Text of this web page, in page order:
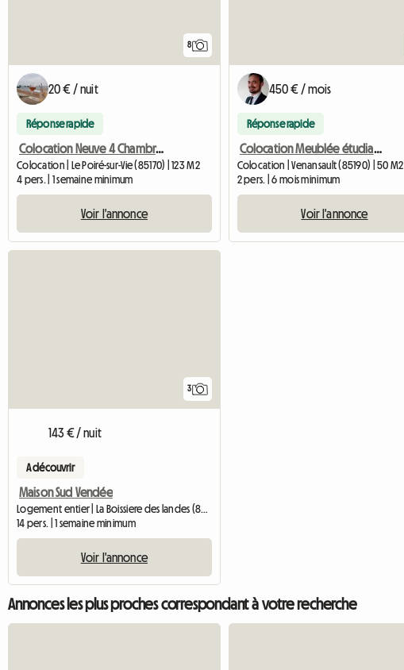
8
20 € / nuit
Réponse rapide
Colocation Neuve 4 Chambres Indépendantes
Colocation | Le Poiré-sur-Vie (85170) | 123 M2
4 pers. | 1 semaine minimum
Voir l'annonce
450 € / mois
Réponse rapide
Colocation Meublée étudiantes à 3 Mn De La Roche Sur Yon Dir
Colocation | Venansault (85190) | 50 M2
2 pers. | 6 mois minimum
Voir l'annonce
3
143 € / nuit
A découvrir
Maison Sud Vendée
Logement entier | La Boissiere des landes (85430)
14 pers. | 1 semaine minimum
Voir l'annonce
Annonces les plus proches correspondant à votre recherche